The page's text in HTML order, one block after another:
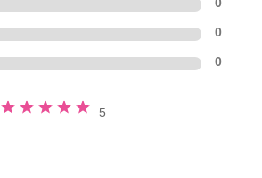
0
0
0
5
Beoordeeld
5.0